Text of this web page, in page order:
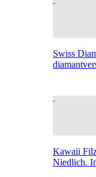
Swiss
Kawaii
Niedlich.